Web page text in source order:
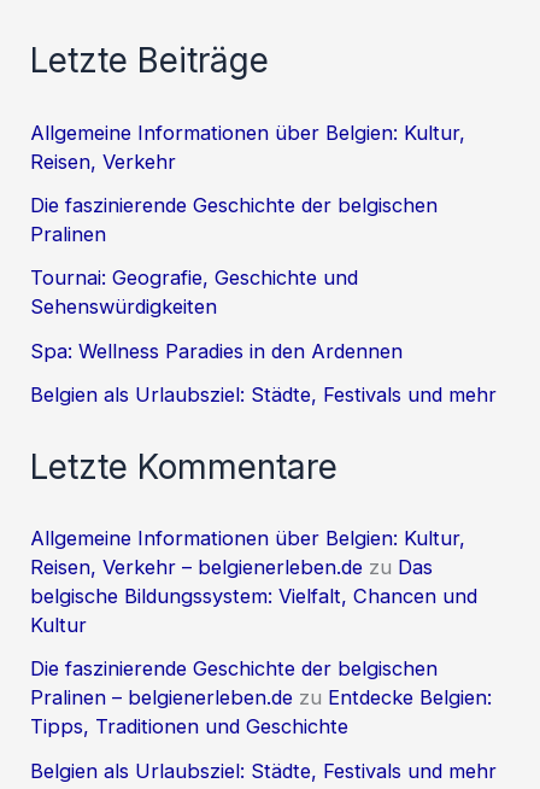
Letzte Beiträge
Allgemeine Informationen über Belgien: Kultur,
Reisen, Verkehr
Die faszinierende Geschichte der belgischen
Pralinen
Tournai: Geografie, Geschichte und
Sehenswürdigkeiten
Spa: Wellness Paradies in den Ardennen
Belgien als Urlaubsziel: Städte, Festivals und mehr
Letzte Kommentare
Allgemeine Informationen über Belgien: Kultur,
Reisen, Verkehr – belgienerleben.de zu Das
belgische Bildungssystem: Vielfalt, Chancen und
Kultur
Die faszinierende Geschichte der belgischen
Pralinen – belgienerleben.de zu Entdecke Belgien:
Tipps, Traditionen und Geschichte
Belgien als Urlaubsziel: Städte, Festivals und mehr